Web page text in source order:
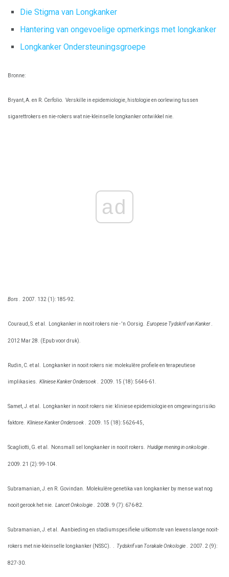
Die Stigma van Longkanker
Hantering van ongevoelige opmerkings met longkanker
Longkanker Ondersteuningsgroepe
Bronne:
Bryant, A. en R. Cerfolio. Verskille in epidemiologie, histologie en oorlewing tussen
sigarettrokers en nie-rokers wat nie-kleinselle longkanker ontwikkel nie.
ad
Bors. 2007. 132 (1): 185-92.
Couraud, S. et al. Longkanker in nooit rokers nie - 'n Oorsig. Europese Tydskrif van Kanker.
2012 Mar 28. (Epub voor druk).
Rudin, C. et al. Longkanker in nooit rokers nie: molekulêre profiele en terapeutiese
implikasies. Kliniese Kanker Ondersoek 2009. 15 (18): 5646-61.
Samet, J. et al. Longkanker in nooit rokers nie: kliniese epidemiologie en omgewingsrisiko
faktore. Kliniese Kanker Ondersoek. 2009. 15 (18): 5626-45,
Scagliotti, G. et al. Nonsmall sel longkanker in nooit rokers. Huidige mening in onkologie.
2009. 21 (2): 99-104.
Subramanian, J. en R. Govindan. Molekulêre genetika van longkanker by mense wat nog
nooit gerook het nie. Lancet Onkologie. 2008. 9 (7): 676-82.
Subramanian, J. et al. Aanbieding en stadiumspesifieke uitkomste van lewenslange nooit-
rokers met nie-kleinselle longkanker (NSSC). . Tydskrif van Torakale Onkologie. 2007. 2 (9):
827-30.